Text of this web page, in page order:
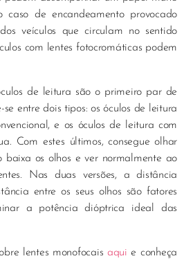
caso de encandeamento provocado
veículos que circulam no sentido
com lentes fotocromáticas podem
de leitura são o primeiro par de
entre dois tipos: os óculos de leitura
e os óculos de leitura com
Com estes últimos, consegue olhar
baixa os olhos e ver normalmente ao
Nas duas versões, a distância
entre os seus olhos são fatores
a potência dióptrica ideal das
lentes monofocais aqui e conheça